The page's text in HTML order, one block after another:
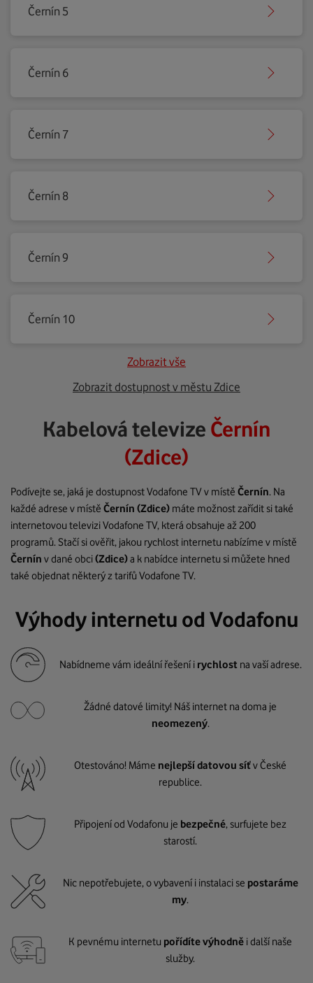
Černín 5
Černín 6
Černín 7
Černín 8
Černín 9
Černín 10
Zobrazit vše
Zobrazit dostupnost v městu Zdice
Kabelová televize Černín
(Zdice)
Podívejte se, jaká je dostupnost Vodafone TV v místě Černín. Na
každé adrese v místě Černín (Zdice) máte možnost zařídit si také
internetovou televizi Vodafone TV, která obsahuje až 200
programů. Stačí si ověřit, jakou rychlost internetu nabízíme v místě
Černín v dané obci(Zdice)a k nabídce internetu si můžete hned
také objednat některý z tarifů Vodafone TV.
Výhody internetu od Vodafonu
Nabídneme vám ideální řešení i rychlost na vaší adrese.
Žádné datové limity! Náš internet na doma je
neomezený.
Otestováno! Máme nejlepší datovou síťv České
republice.
Připojení od Vodafonu je bezpečné, surfujete bez
starostí.
Nic nepotřebujete, o vybavení i instalaci se postaráme
my.
K pevnému internetu pořídíte výhodně i další naše
služby.